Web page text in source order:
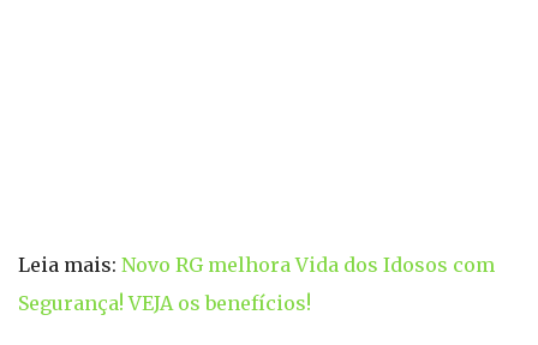
Leia mais: Novo RG melhora Vida dos Idosos com
Segurança! VEJA os benefícios!